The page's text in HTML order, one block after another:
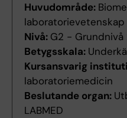
Huvudområde:
laboratorievetenskap
Nivå: G2 - Grundnivå
Betygsskala:
Kursansvarig
laboratoriemedicin
Beslutande organ:
LABMED